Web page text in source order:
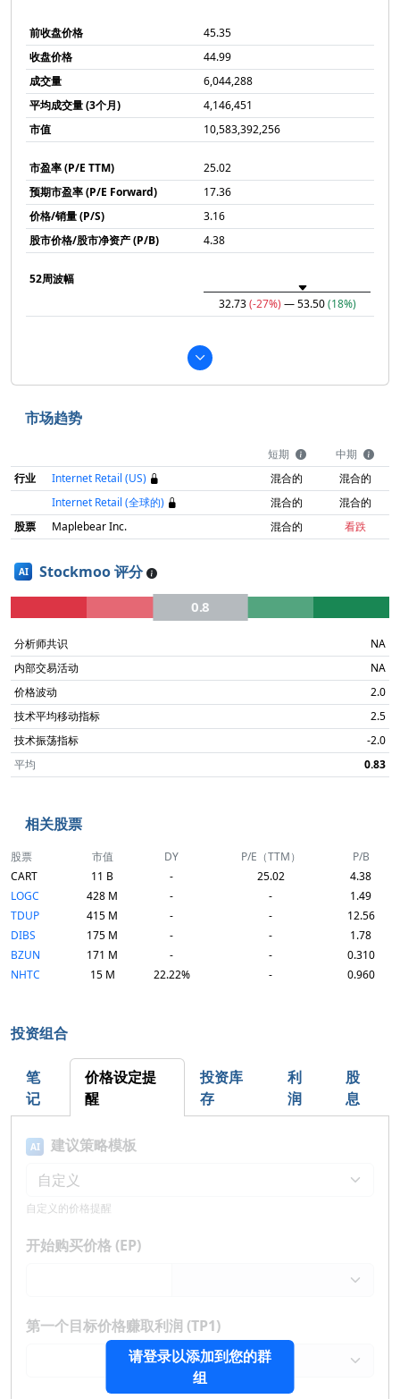
前收盘价格
45.35
收盘价格
44.99
成交量
6,044,288
平均成交量 (3个月)
4,146,451
市值
10,583,392,256
市盈率 (P/E TTM)
25.02
预期市盈率 (P/E Forward)
17.36
价格/销量 (P/S)
3.16
股市价格/股市净资产 (P/B)
4.38
52周波幅
32.73(-27%) — 53.50(18%)
市场趋势
短期
中期
行业
Internet Retail (US) 混合的
混合的
Internet Retail (全球的)
混合的
混合的
股票
Maplebear Inc. 混合的 看跌
AI Stockmoo 评分
0.8
分析师共识
NA
内部交易活动
NA
价格波动
2.0
技术平均移动指标
2.5
技术振荡指标
-2.0
平均
0.83
相关股票
股票 市值 DY P/E（TTM）
P/B
CART
11 B - 25.02
4.38
LOGC
428 M - -
1.49
TDUP
415 M - -
12.56
DIBS
175 M - -
1.78
BZUN
171 M - -
0.310
NHTC
15 M 22.22% - 0.960
投资组合
笔
记
价格设定提
醒
投资库
存
利
润
股
息
请登录以添加到您的群
组
AI 建议策略模板
自定义的价格提醒
开始购买价格 (EP)
第一个目标价格赚取利润 (TP1)